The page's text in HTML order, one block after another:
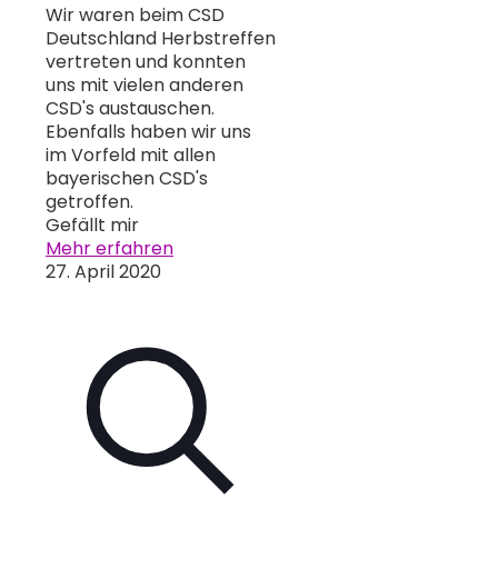
Wir waren beim CSD
Deutschland Herbstreffen
vertreten und konnten
uns mit vielen anderen
CSD's austauschen.
Ebenfalls haben wir uns
im Vorfeld mit allen
bayerischen CSD's
getroffen.
Gefällt mir
Mehr erfahren
27. April 2020